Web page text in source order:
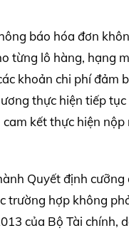
báo hóa đơn
từng lô hàng, hạng
khoản chi phí đảm
thực hiện tiếp
kết thực hiện
Quyết định
trường hợp không
của Bộ Tài chính,